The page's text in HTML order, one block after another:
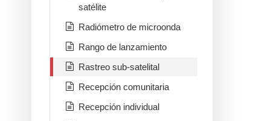
satélite
Radiómetro de microonda
Rango de lanzamiento
Rastreo sub-satelital
Recepción comunitaria
Recepción individual